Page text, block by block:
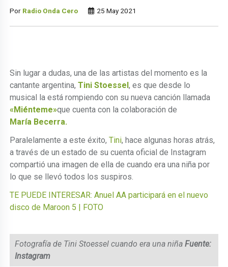
Por Radio Onda Cero 25 May 2021
Sin lugar a dudas, una de las artistas del momento es la
cantante argentina,Tini Stoessel, es que desde lo
musical la está rompiendo con su nueva canción llamada
«Miénteme»que cuenta con la colaboración de
María Becerra.
Paralelamente a este éxito,Tini, hace algunas horas atrás,
a través de un estado de su cuenta oficial de Instagram
compartió una imagen de ella de cuando era una niña por
lo que se llevó todos los suspiros.
TE PUEDE INTERESAR: Anuel AA participará en el nuevo
disco de Maroon 5 | FOTO
Fotografía de Tini Stoessel cuando era una niñaFuente:
Instagram